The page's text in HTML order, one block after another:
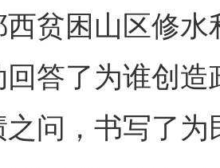
困山区修水
回答了为谁创
问，书写了